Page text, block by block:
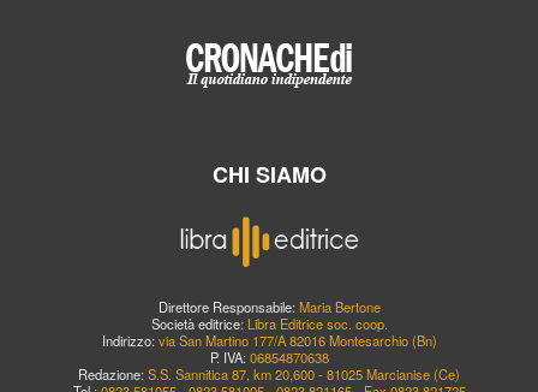
CHI SIAMO
Direttore Responsabile: Maria Bertone
Società editrice: Libra Editrice soc. coop.
Indirizzo: via San Martino 177/A 82016 Montesarchio (Bn)
P. IVA: 06854870638
Redazione: S.S. Sannitica 87, km 20,600 - 81025 Marcianise (Ce)